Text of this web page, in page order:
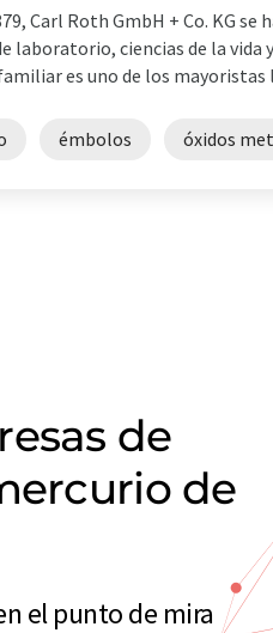
Carl Roth GmbH + Co. KG
laboratorio, ciencias de la vida
es uno de los mayoristas
émbolos óxidos
de
de
el punto de mira